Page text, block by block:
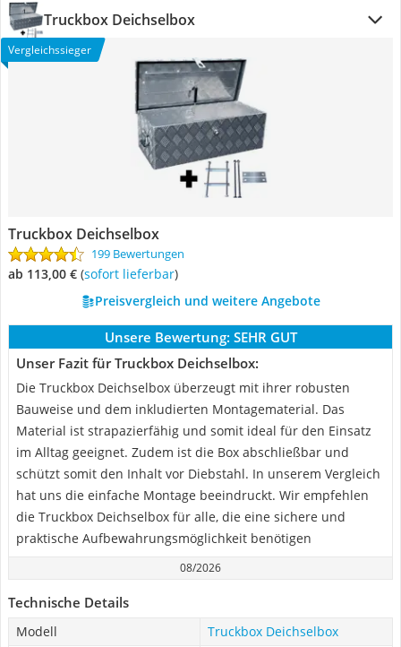
Truckbox Deichselbox
Vergleichssieger
Truckbox Deichselbox
199 Bewertungen
ab 113,00 € ( Sofort lieferbar)
Preisvergleich und weitere Angebote
Unsere Bewertung: SEHR GUT
Unser Fazit für Truckbox Deichselbox:
Die Truckbox Deichselbox überzeugt mit ihrer robusten
Bauweise und dem inkludierten Montagematerial. Das
Material ist strapazierfähig und somit ideal für den Einsatz
im Alltag geeignet. Zudem ist die Box abschließbar und
schützt somit den Inhalt vor Diebstahl. In unserem Vergleich
hat uns die einfache Montage beeindruckt. Wir empfehlen
die Truckbox Deichselbox für alle, die eine sichere und
praktische Aufbewahrungsmöglichkeit benötigen
08/2026
Technische Details
Modell
Truckbox Deichselbox